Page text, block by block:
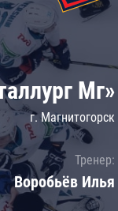
Локомотив
ЦСКА
Шанхайские
Мг»
г. Магнитогорск
Тренер:
Воробьёв Илья